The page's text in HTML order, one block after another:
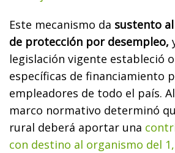
Este mecanismo da sustento
de protección por desempleo,
legislación vigente estableció
específicas de financiamiento
empleadores de todo el país.
marco normativo determinó
rural deberá aportar una
con destino al organismo del